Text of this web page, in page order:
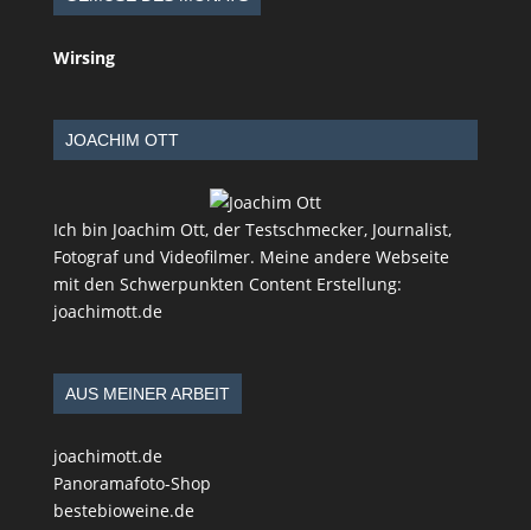
Wirsing
JOACHIM OTT
Ich bin Joachim Ott, der Testschmecker, Journalist,
Fotograf und Videofilmer. Meine andere Webseite
mit den Schwerpunkten Content Erstellung:
joachimott.de
AUS MEINER ARBEIT
joachimott.de
Panoramafoto-Shop
bestebioweine.de